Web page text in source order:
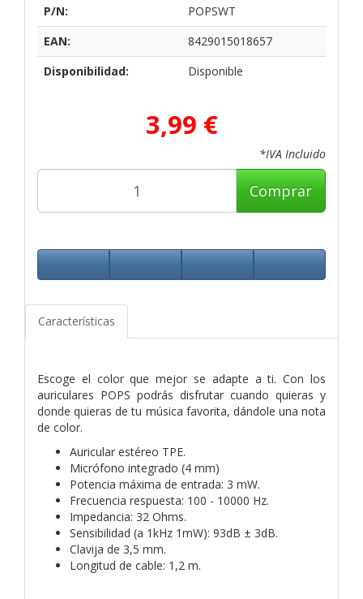
P/N:
POPSWT
EAN:
8429015018657
Disponibilidad:
Disponible
3,99 €
*IVA Incluido
Comprar
Características
Escoge el color que mejor se adapte a ti. Con los
auriculares POPS podrás disfrutar cuando quieras y
donde quieras de tu música favorita, dándole una nota
de color.
Auricular estéreo TPE.
Micrófono integrado (4 mm)
Potencia máxima de entrada: 3 mW.
Frecuencia respuesta: 100 - 10000 Hz.
Impedancia: 32 Ohms.
Sensibilidad (a 1kHz 1mW): 93dB ± 3dB.
Clavija de 3,5 mm.
Longitud de cable: 1,2 m.